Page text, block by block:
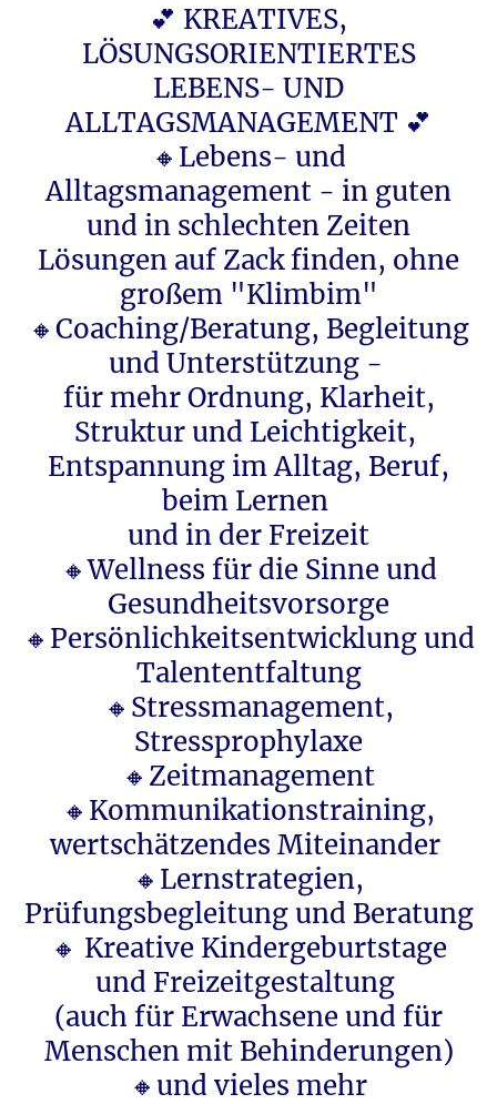
💕 KREATIVES,
LÖSUNGSORIENTIERTES
LEBENS- UND
ALLTAGSMANAGEMENT 💕
🔸Lebens- und
Alltagsmanagement - in guten
und in schlechten Zeiten
Lösungen auf Zack finden, ohne
großem "Klimbim"
🔸Coaching/Beratung, Begleitung
und Unterstützung -
für mehr Ordnung, Klarheit,
Struktur und Leichtigkeit,
Entspannung im Alltag, Beruf,
beim Lernen
und in der Freizeit
🔸Wellness für die Sinne und
Gesundheitsvorsorge
🔸Persönlichkeitsentwicklung und
Talententfaltung
🔸Stressmanagement,
Stressprophylaxe
🔸Zeitmanagement
🔸Kommunikationstraining,
wertschätzendes Miteinander
🔸Lernstrategien,
Prüfungsbegleitung und Beratung
🔸 Kreative Kindergeburtstage
und Freizeitgestaltung
(auch für Erwachsene und für
Menschen mit Behinderungen)
🔸und vieles mehr